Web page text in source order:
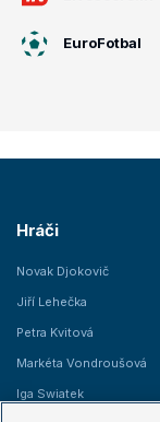
EuroFotbal
Hráči
Novak Djokovič
Jiří Lehečka
Petra Kvitová
Markéta Vondroušová
Iga Swiatek